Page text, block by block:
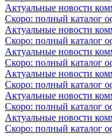
Актуальные новости
Скоро: полный каталог
Актуальные новости
Скоро: полный каталог
Актуальные новости
Скоро: полный каталог
Актуальные новости
Скоро: полный каталог
Актуальные новости
Скоро: полный каталог
Актуальные новости
Скоро: полный каталог